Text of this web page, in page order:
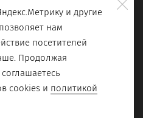
Официальная почта:
vorkteatrdr@mail.ru
и другие
нам
посетителей
Продолжая
cookies и политикой